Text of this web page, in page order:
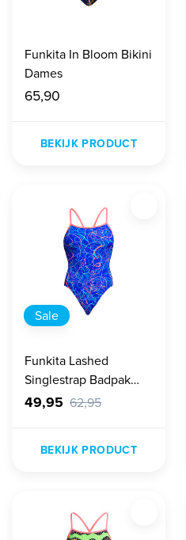
Funkita In Bloom Bikini
Dames
65,90
BEKIJK PRODUCT
Sale
Funkita Lashed
Singlestrap Badpak
Dames
49,95 62,95
BEKIJK PRODUCT